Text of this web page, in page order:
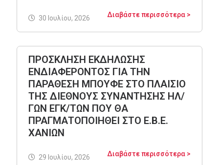
Διαβάστε περισσότερα >
30 Ιουλίου, 2026
ΠΡΟΣΚΛΗΣΗ ΕΚΔΗΛΩΣΗΣ
ΕΝΔΙΑΦΕΡΟΝΤΟΣ ΓΙΑ ΤΗΝ
ΠΑΡΑΘΕΣΗ ΜΠΟΥΦΕ ΣΤΟ ΠΛΑΙΣΙΟ
ΤΗΣ ΔΙΕΘΝΟΥΣ ΣΥΝΑΝΤΗΣΗΣ ΗΛ/
ΓΩΝ ΕΓΚ/ΤΩΝ ΠΟΥ ΘΑ
ΠΡΑΓΜΑΤΟΠΟΙΗΘΕΙ ΣΤΟ Ε.Β.Ε.
ΧΑΝΙΩΝ
Διαβάστε περισσότερα >
29 Ιουλίου, 2026